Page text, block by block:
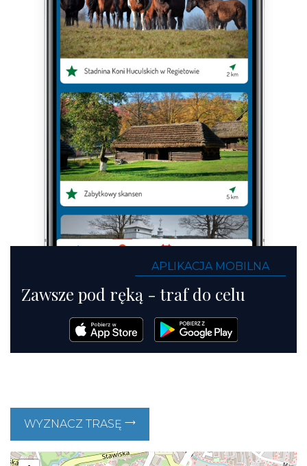
APLIKACJA MOBILNA
Zawsze pod ręką - traf do celu
WYZNACZ TRASĘ